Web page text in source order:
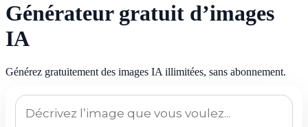
Générateur gratuit d’images
IA
Générez gratuitement des images IA illimitées, sans abonnement.